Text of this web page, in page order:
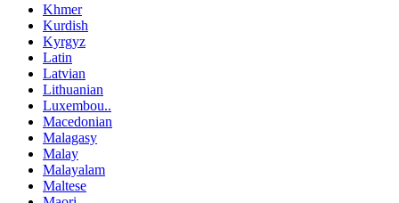
Khmer
Kurdish
Kyrgyz
Latin
Latvian
Lithuanian
Luxembou..
Macedonian
Malagasy
Malay
Malayalam
Maltese